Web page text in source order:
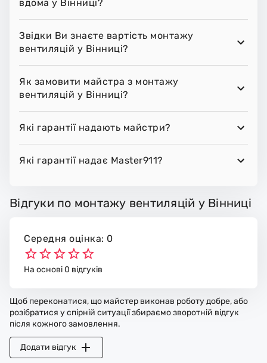
вдома у Вінниці?
Звідки Ви знаєте вартість монтажу
вентиляцій у Вінниці?
Як замовити майстра з монтажу
вентиляцій у Вінниці?
Які гарантії надають майстри?
Які гарантії надає Master911?
Відгуки по монтажу вентиляцій у Вінниці
Середня оцінка: 0
На основі 0 відгуків
Щоб переконатися, що майстер виконав роботу добре, або
розібратися у спірній ситуації збираємо зворотній відгук
після кожного замовлення.
Додати відгук